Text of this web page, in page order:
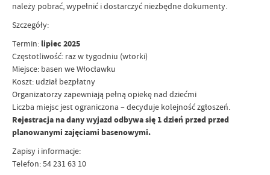
należy pobrać, wypełnić i dostarczyć niezbędne dokumenty.
Szczegóły:
Termin: lipiec 2025
Częstotliwość: raz w tygodniu (wtorki)
Miejsce: basen we Włocławku
Koszt: udział bezpłatny
Organizatorzy zapewniają pełną opiekę nad dziećmi
Liczba miejsc jest ograniczona – decyduje kolejność zgłoszeń.
Rejestracja na dany wyjazd odbywa się 1 dzień przed przed
planowanymi zajęciami basenowymi.
Zapisy i informacje:
Telefon: 54 231 63 10